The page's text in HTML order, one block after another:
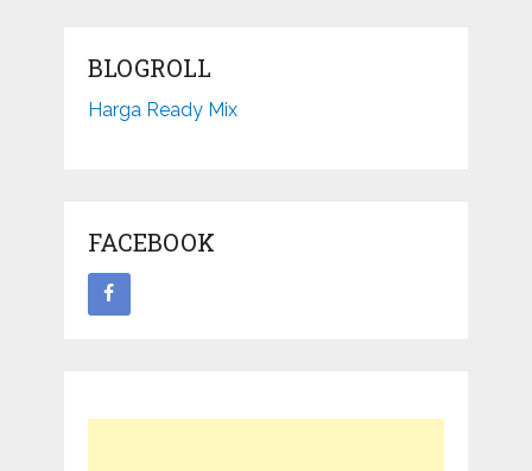
BLOGROLL
Harga Ready Mix
FACEBOOK